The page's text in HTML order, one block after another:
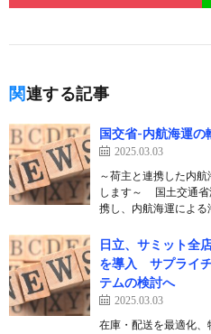
関連する記事
国交省-内航海運の
2025.03.03
～荷主と連携した内
します～ 国土交通省
携し、内航海運によ
日立、サミット全
を導入 サプライ
テムの検討へ
2025.03.03
在庫・配送を最適化